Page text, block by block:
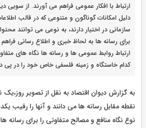
ارتباط با افکار عمومی فراهم می آورند. از سویی
دلیل امکانات گوناگون و متنوعی که در قالب
سازمانی در اختیار دارند، به نوعی می توانند
برای رسانه ها به لحاظ خبری و اطلاع رسانی
ارتباط روابط عمومی ها و رسانه ها نگاه های
کدام خاستگاه و زمینه فلسفی خاص خود را در پی
به گزارش دیوان اقتصاد به نقل از تصویر روز،یک
نقطه مقابل رسانه ها می دانند و آنها را رقیب
نوع نگاه منافع و مصالح متفاوتی را برای رسانه